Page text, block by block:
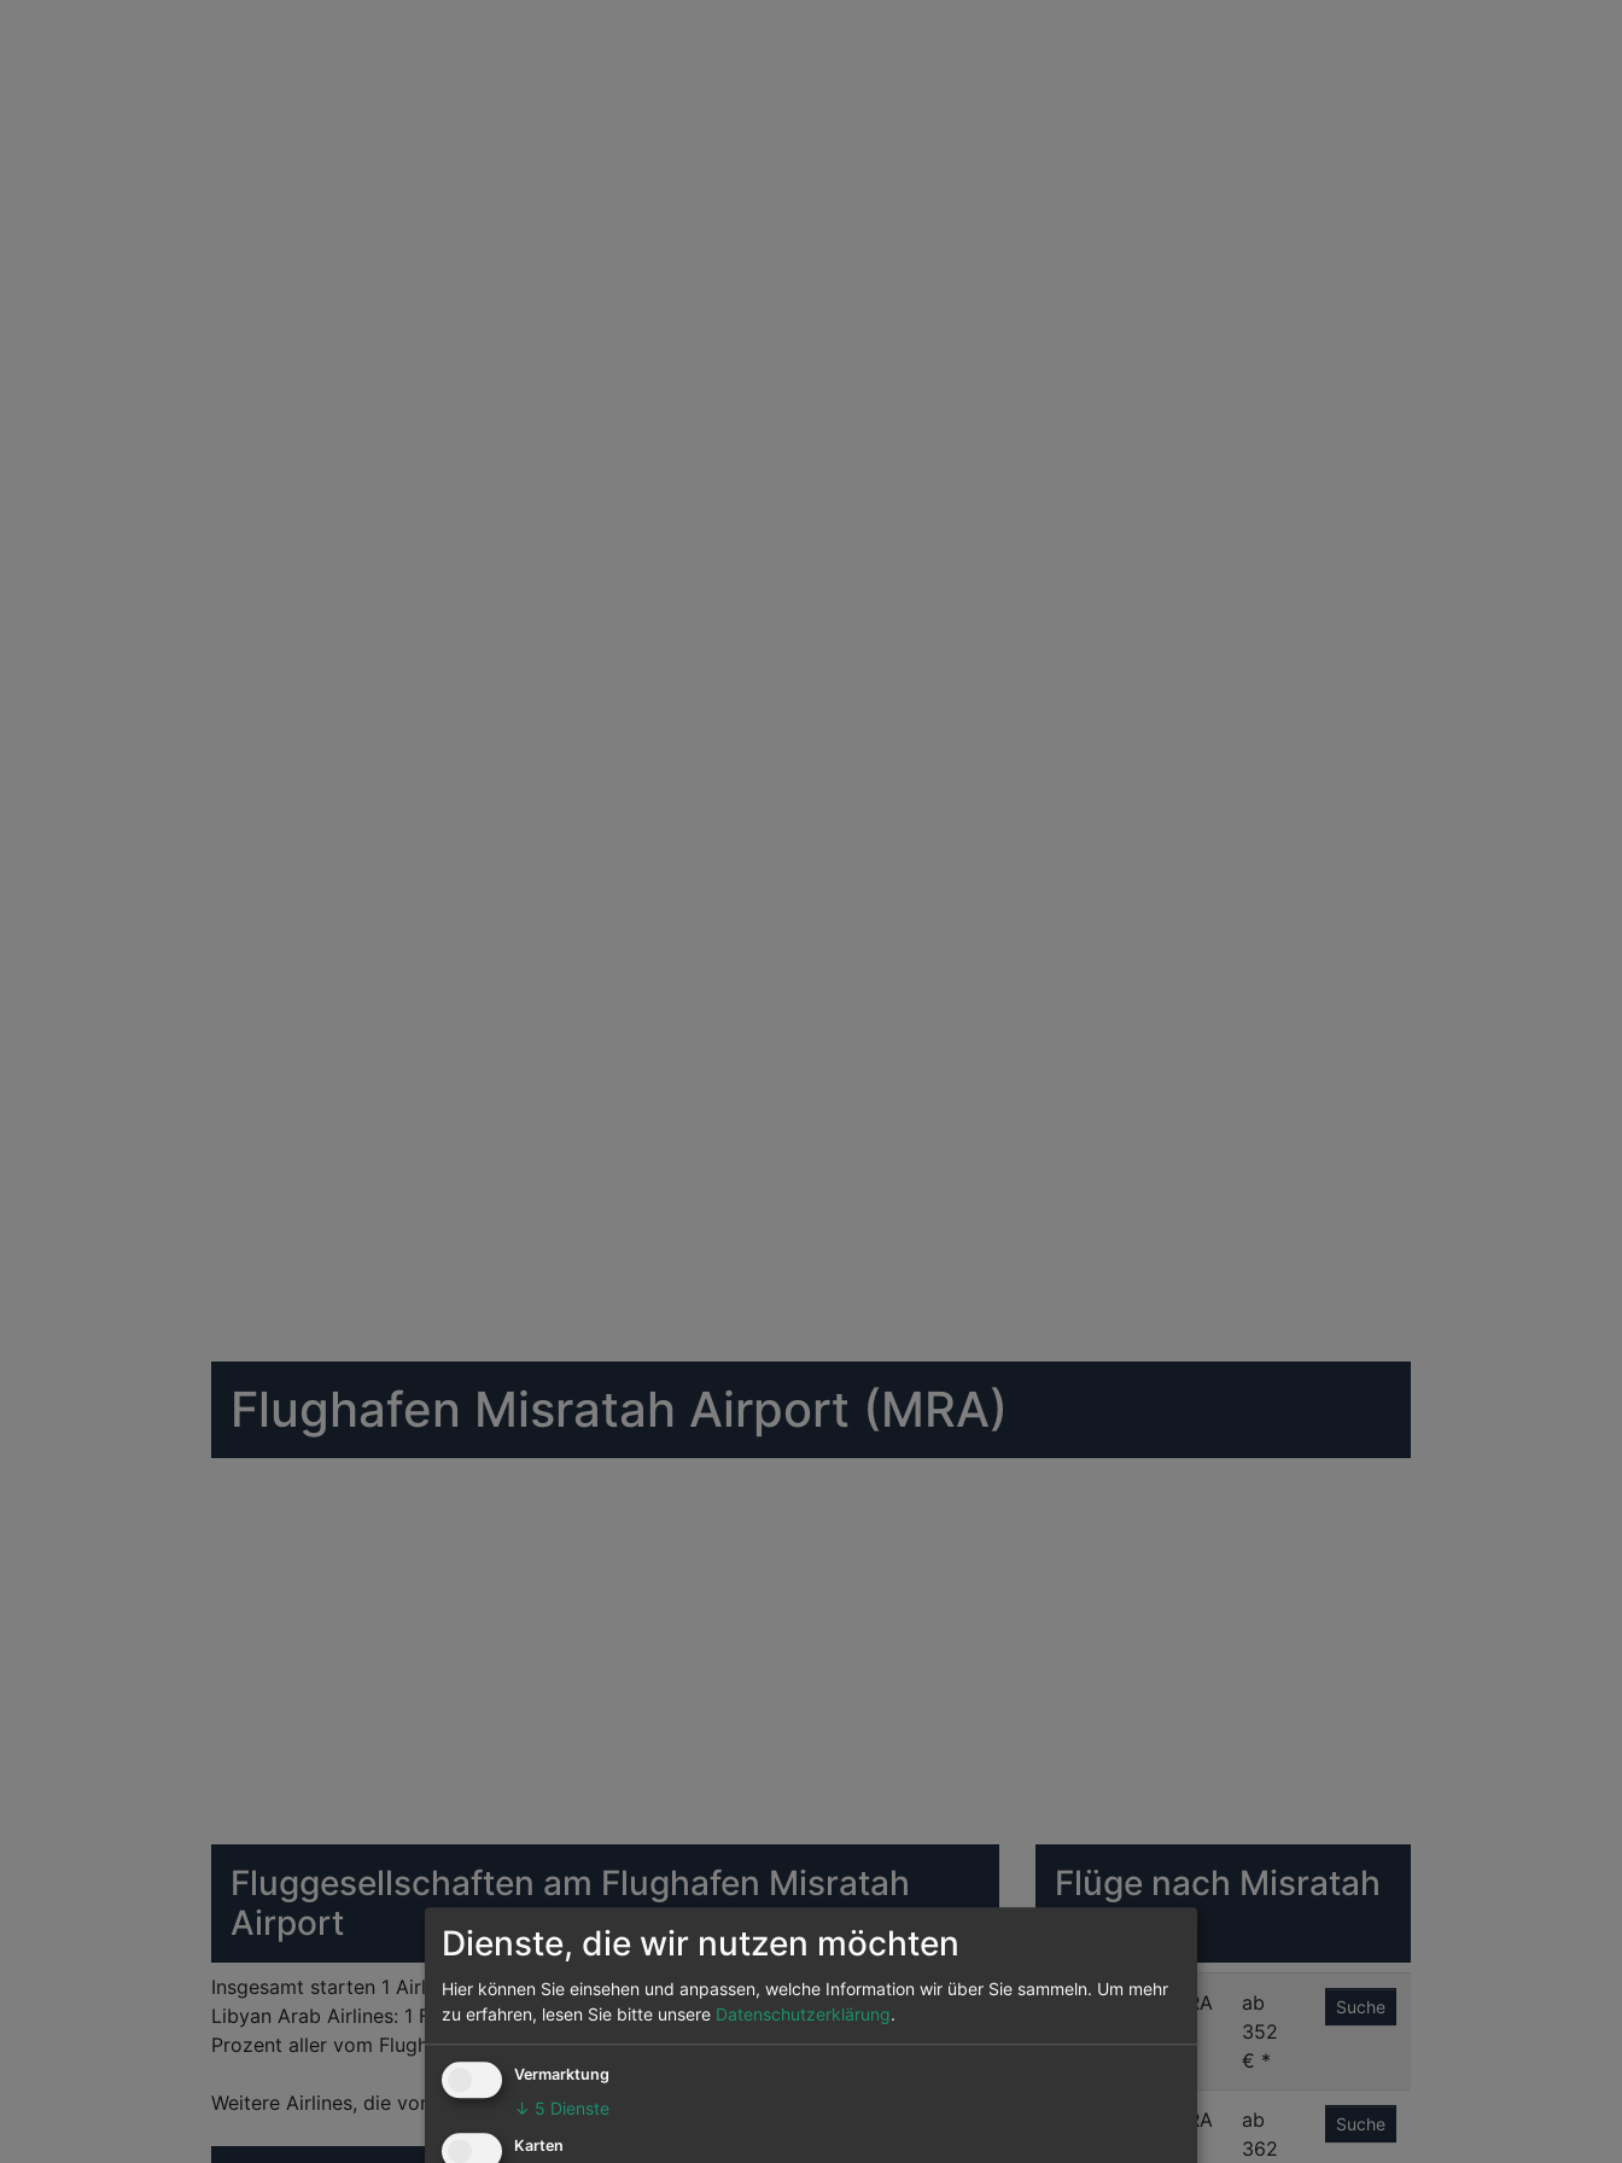
Flughafen Misratah Airport (MRA)
Fluggesellschaften am Flughafen Misratah
Airport
Insgesamt starten 1 Airlines vom Flughafen Misratah Airport Die meisten Ziele bedient
Libyan Arab Airlines: 1 Flughäfen werden von ihr von hier aus angeflogen, das sind 0
Prozent aller vom Flughafen Misratah Airport abgehenden Strecken.
Weitere Airlines, die vom Flughafen Misratah Airport abfliegen sind
Flüge nach Misratah
FRA MRA
ab
352
€ *
Suche
MRA
ab
362
Suche
Dienste, die wir nutzen möchten
Hier können Sie einsehen und anpassen, welche Information wir über Sie sammeln. Um mehr
zu erfahren, lesen Sie bitte unsere Datenschutzerklärung.
Vermarktung
↓ 5 Dienste
Karten